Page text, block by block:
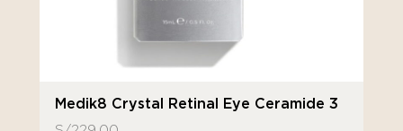
Medik8 Crystal Retinal Eye Ceramide 3